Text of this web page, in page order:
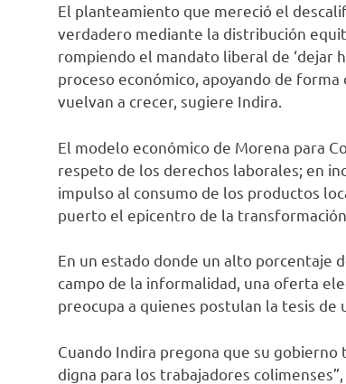
El planteamiento que mereció el
verdadero mediante la distribución
rompiendo el mandato liberal de ‘dejar
proceso económico, apoyando de
vuelvan a crecer, sugiere Indira.
El modelo económico de Morena para
respeto de los derechos laborales; en
impulso al consumo de los productos
puerto el epicentro de la transformación.
En un estado donde un alto porcentaje
campo de la informalidad, una oferta
preocupa a quienes postulan la tesis
Cuando Indira pregona que su gobierno
digna para los trabajadores